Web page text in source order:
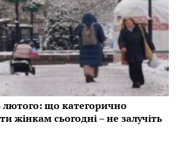
лютого: що категорично
жінкам сьогодні – не залучіть